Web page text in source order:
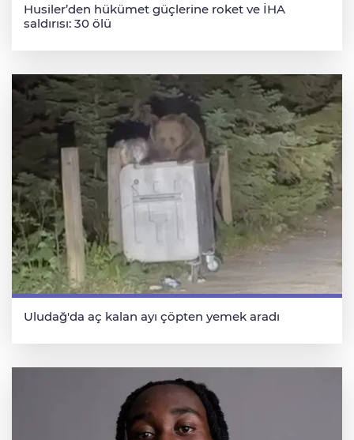
Husiler’den hükümet güçlerine roket ve İHA
saldırısı: 30 ölü
Uludağ'da aç kalan ayı çöpten yemek aradı